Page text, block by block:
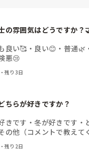
の雰囲気はどうですか？
良い🥰 ・ 良い😊 ・ 普通🌿
悪😢
残り3日
ちらが好きですか？
きです ・冬が好きです ・
の他（コメントで教えて
残り2日